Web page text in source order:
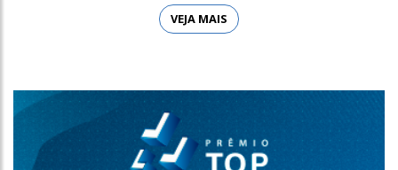
VEJA MAIS